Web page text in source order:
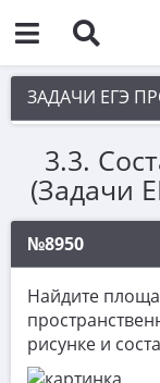
ЗАДАЧИ ЕГЭ
1.
2. Векторы
3. Стереометрия
3.2. Тела
3.3.
3.3.
(Задачи
№8950
Найдите
рисунке и